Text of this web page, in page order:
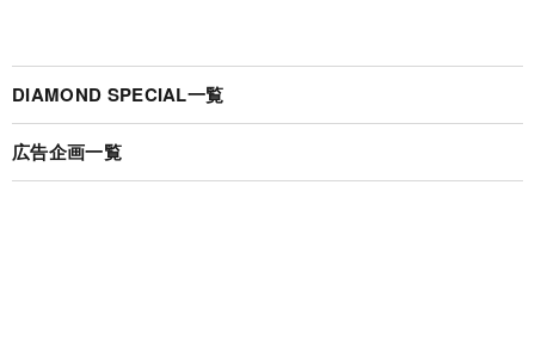
DIAMOND SPECIAL一覧
広告企画一覧